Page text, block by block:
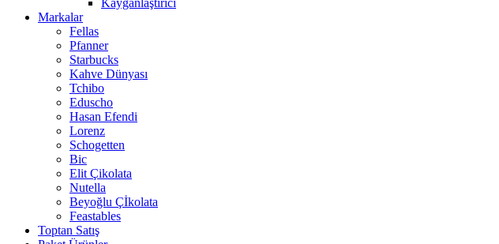
Kayganlaştırıcı
Markalar
Fellas
Pfanner
Starbucks
Kahve Dünyası
Tchibo
Eduscho
Hasan Efendi
Lorenz
Schogetten
Bic
Elit Çikolata
Nutella
Beyoğlu Çİkolata
Feastables
Toptan Satış